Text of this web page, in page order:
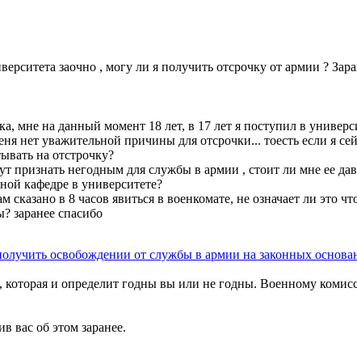
заочно , могу ли я получить отсрочку от армии ?
мне на данный момент 18 лет, в 17 лет я поступил в
нет уважительной причины для отсрочки... тоесть если я
на отстрочку?
признать негодным для службы в армии , стоит ли мне ее
кафедре в университете?
в 8 часов явиться в военкомате, не означает ли это
заранее спасибо
освобождении от службы в армии на законных
и определит годны вы или не годны. Военному
вас об этом заранее.